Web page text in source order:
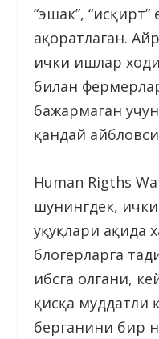
“эшак”, “исқирт”
ҳақоратлаган.
ички ишлар
билан
бажармаган
қандай
Human Rigths
шунингдек,
ҳуқуқлари
блогерларга
ҳибсга олгани,
қисқа муддатли
берганини бир